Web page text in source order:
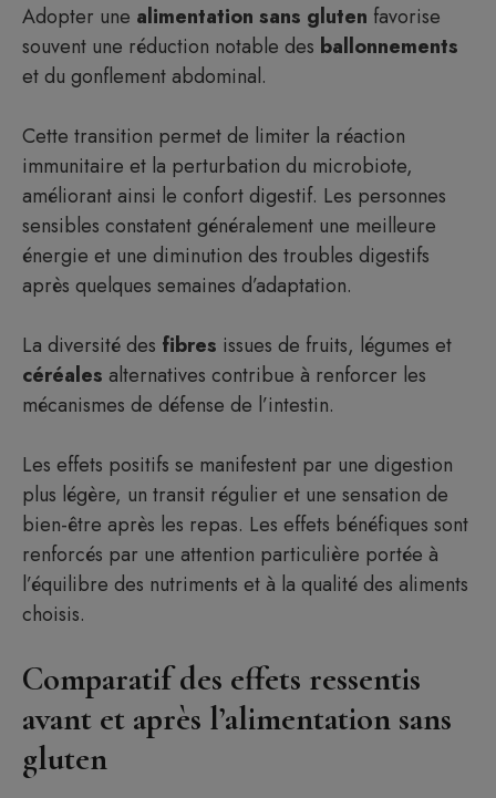
Adopter une alimentation sans gluten favorise
souvent une réduction notable des ballonnements
et du gonflement abdominal.
Cette transition permet de limiter la réaction
immunitaire et la perturbation du microbiote,
améliorant ainsi le confort digestif. Les personnes
sensibles constatent généralement une meilleure
énergie et une diminution des troubles digestifs
après quelques semaines d’adaptation.
La diversité des fibres issues de fruits, légumes et
céréales alternatives contribue à renforcer les
mécanismes de défense de l’intestin.
Les effets positifs se manifestent par une digestion
plus légère, un transit régulier et une sensation de
bien-être après les repas. Les effets bénéfiques sont
renforcés par une attention particulière portée à
l’équilibre des nutriments et à la qualité des aliments
choisis.
Comparatif des effets ressentis
avant et après l’alimentation sans
gluten